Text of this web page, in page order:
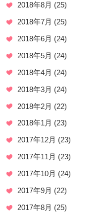
2018年8月 (25)
2018年7月 (25)
2018年6月 (24)
2018年5月 (24)
2018年4月 (24)
2018年3月 (24)
2018年2月 (22)
2018年1月 (23)
2017年12月 (23)
2017年11月 (23)
2017年10月 (24)
2017年9月 (22)
2017年8月 (25)